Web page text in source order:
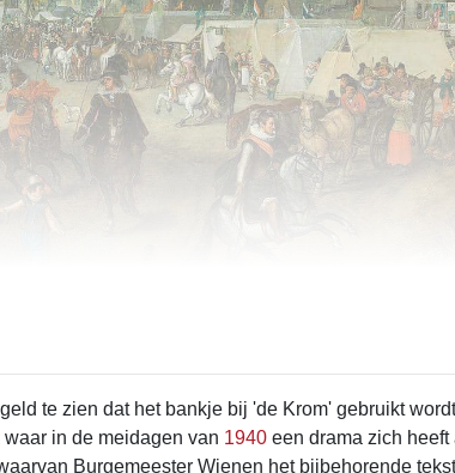
in de meidagen van 1940 een drama zich heeft afgespeeld. Op 12 mei is
Burgemeester Wienen het bijbehorende